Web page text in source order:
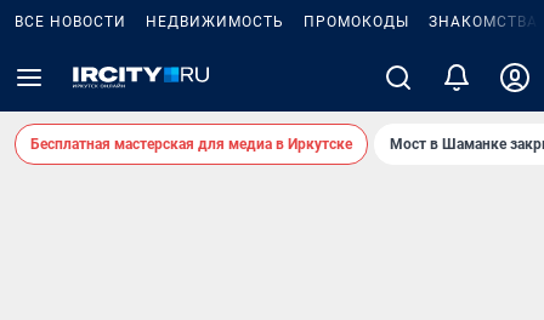
ВСЕ НОВОСТИ НЕДВИЖИМОСТЬ ПРОМОКОДЫ ЗНАКОМСТВА
Бесплатная мастерская для медиа в Иркутске Мост в Шаманке